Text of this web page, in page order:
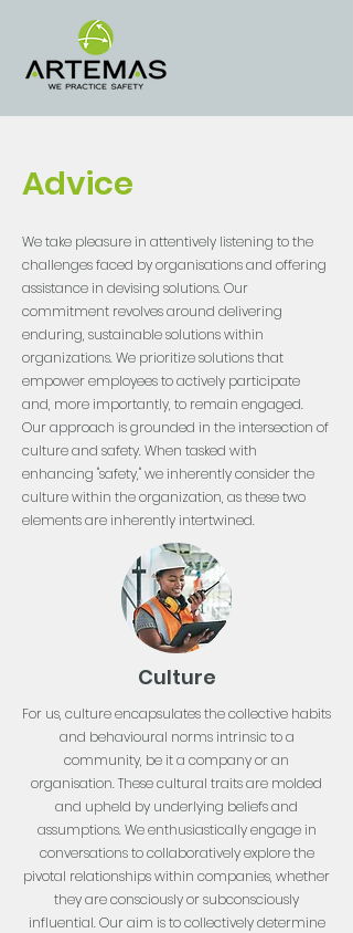
Advice
We take pleasure in attentively listening to the
challenges faced by organisations and offering
assistance in devising solutions. Our
commitment revolves around delivering
enduring, sustainable solutions within
organizations. We prioritize solutions that
empower employees to actively participate
and, more importantly, to remain engaged.
Our approach is grounded in the intersection of
culture and safety. When tasked with
enhancing "safety," we inherently consider the
culture within the organization, as these two
elements are inherently intertwined.
Culture
For us, culture encapsulates the collective habits
and behavioural norms intrinsic to a
community, be it a company or an
organisation. These cultural traits are molded
and upheld by underlying beliefs and
assumptions. We enthusiastically engage in
conversations to collaboratively explore the
pivotal relationships within companies, whether
they are consciously or subconsciously
influential. Our aim is to collectively determine